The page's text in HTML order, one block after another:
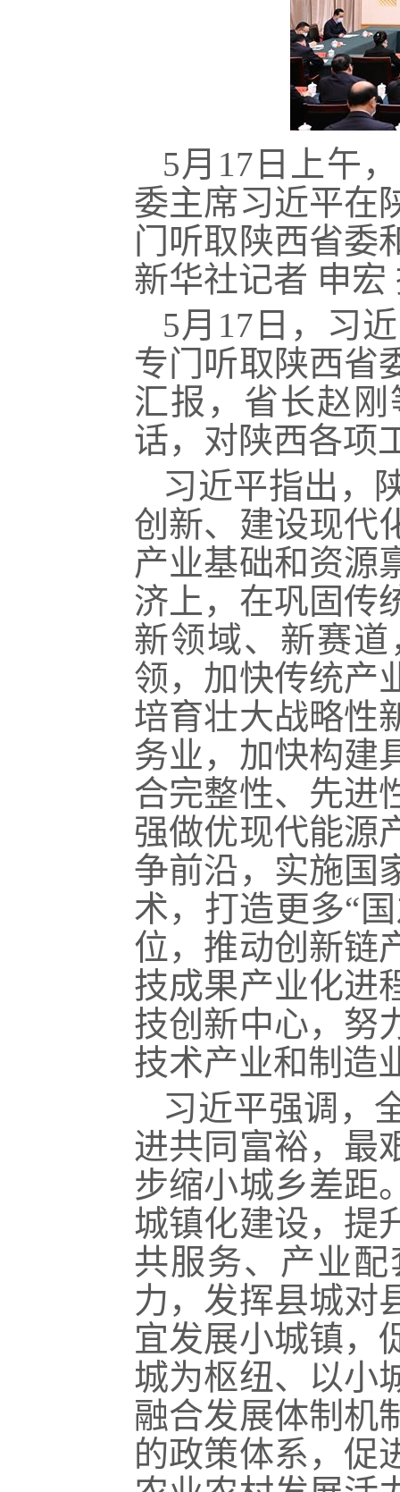
5月17日上午
委主席习近平在
门听取陕西省委
新华社记者 申宏
5月17日，习
专门听取陕西省
汇报，省长赵
话，对陕西各项
习近平指出，
创新、建设现代
产业基础和资源
济上，在巩固传
新领域、新赛
领，加快传统产
培育壮大战略性
务业，加快构建
合完整性、先进
强做优现代能源
争前沿，实施国
术，打造更多“
位，推动创新链
技成果产业化进
技创 新中心，努
技术产业和制造
习近平强调，
进共同富裕，最
步缩小城乡差距
城镇化建设，提
共服务、产业
力，发挥县城对
宜发展小城镇，
城为枢纽、以小
融合发展体制机
的政策体系，促